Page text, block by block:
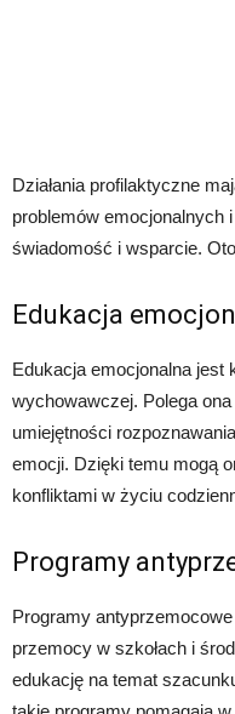
Działania profilaktyczne
problemów emocjonalnych
świadomość i wsparcie.
Edukacja
Edukacja emocjonalna jest
wychowawczej. Polega
umiejętności
emocji. Dzięki temu mogą
konfliktami w życiu
Programy
Programy
przemocy w szkołach i
edukację na temat